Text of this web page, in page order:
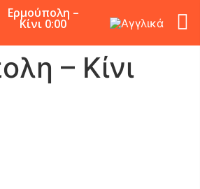
Ερμούπολη –
Κίνι 0:00
– Κίνι